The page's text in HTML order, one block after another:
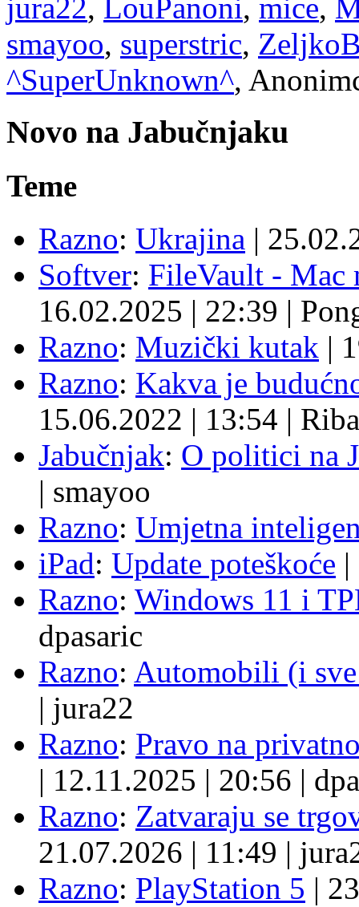
jura22, LouPanoni, mice,
smayoo, superstric,
^SuperUnknown^,
Novo na Jabučnjaku
Teme
Razno: Ukrajina |
Softver: FileVault - Mac
16.02.2025 | 22:39 |
Razno: Muzički kutak |
Razno: Kakva je
15.06.2022 | 13:54 | Riba
Jabučnjak: O politici na
| smayoo
Razno: Umjetna
iPad: Update poteškoće |
Razno: Windows 11 i
dpasaric
Razno: Automobili (i
| jura22
Razno: Pravo na
| 12.11.2025 | 20:56 |
Razno: Zatvaraju se
21.07.2026 | 11:49 |
Razno: PlayStation 5 |